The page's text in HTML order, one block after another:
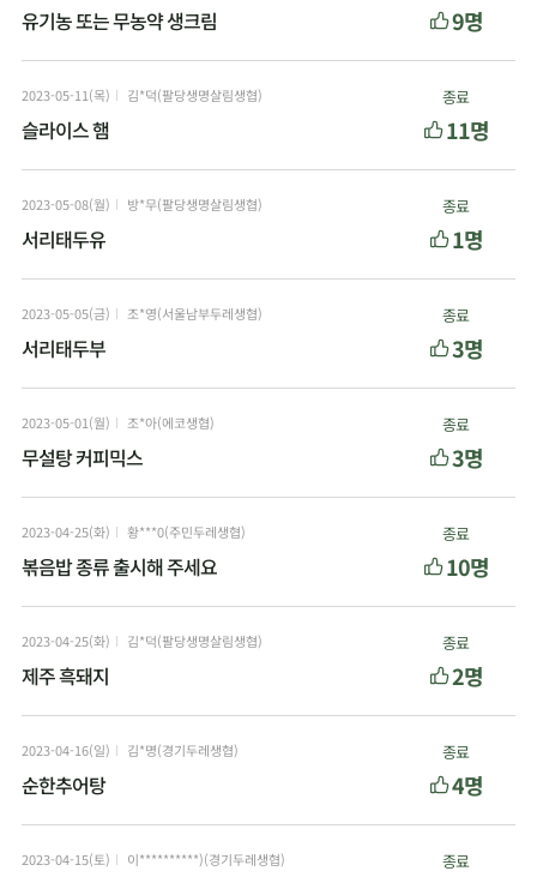
유기농 또는 무농약 생크림 9명
2023-05-11(목) 김*덕(팔당생명살림생협)
슬라이스 햄
종료
11명
2023-05-08(월) 방*무(팔당생명살림생협)
서리태두유
종료
1명
2023-05-05(금) 조*영(서울남부두레생협)
서리태두부
종료
3명
2023-05-01(월) 조*아(에코생협)
무설탕 커피믹스
종료
3명
2023-04-25(화) 황***0(주민두레생협)
볶음밥 종류 출시해 주세요
종료
10명
2023-04-25(화) 김*덕(팔당생명살림생협)
제주 흑돼지
종료
2명
2023-04-16(일) 김*명(경기두레생협)
순한추어탕
종료
4명
2023-04-15(토) 이**********)(경기두레생협) 종료